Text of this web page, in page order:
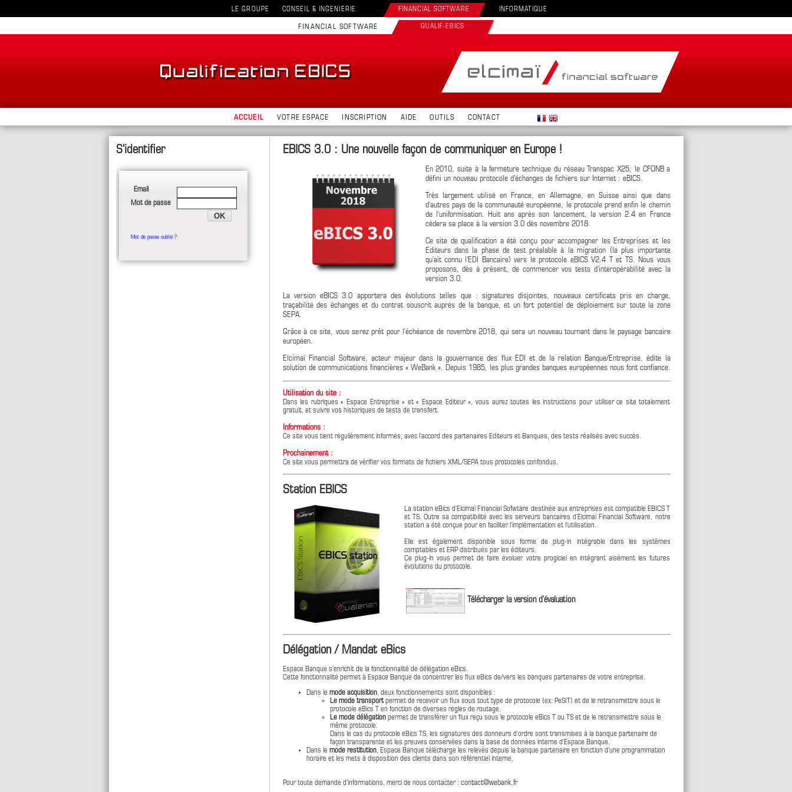
LE GROUPE CONSEIL & INGENIERIE FINANCIAL SOFTWARE INFORMATIQUE
FINANCIAL SOFTWARE QUALIF-EBICS
ACCUEIL VOTRE ESPACE INSCRIPTION AIDE OUTILS CONTACT
EBICS 3.0 : Une nouvelle façon de communiquer en Europe !
En 2010, suite à la fermeture technique du réseau Transpac X25, le CFONB a
défini un nouveau protocole d’échanges de fichiers sur Internet : eBICS.
Très largement utilisé en France, en Allemagne, en Suisse ainsi que dans
d'autres pays de la communauté européenne, le protocole prend enfin le chemin
de l'uniformisation. Huit ans après son lancement, la version 2.4 en France
cédera sa place à la version 3.0 dès novembre 2018.
Ce site de qualification a été conçu pour accompagner les Entreprises et les
Editeurs dans la phase de test préalable à la migration (la plus importante
qu'ait connu l'EDI Bancaire) vers le protocole eBICS V2.4 T et TS. Nous vous
proposons, dès à présent, de commencer vos tests d'interopérabilité avec la
version 3.0.
La version eBICS 3.0 apportera des évolutions telles que : signatures disjointes, nouveaux certificats pris en charge,
traçabilité des échanges et du contrat souscrit auprès de la banque, et un fort potentiel de déploiement sur toute la zone
SEPA.
Grâce à ce site, vous serez prêt pour l'échéance de novembre 2018, qui sera un nouveau tournant dans le paysage bancaire
européen.
Elcimaï Financial Software, acteur majeur dans la gouvernance des flux EDI et de la relation Banque/Entreprise, édite la
solution de communications financières « WeBank ». Depuis 1985, les plus grandes banques européennes nous font confiance.
Utilisation du site :
Dans les rubriques « Espace Entreprise » et « Espace Editeur », vous aurez toutes les instructions pour utiliser ce site totalement
gratuit, et suivre vos historiques de tests de transfert.
Informations :
Ce site vous tient régulièrement informés, avec l’accord des partenaires Editeurs et Banques, des tests réalisés avec succès.
Prochainement :
Ce site vous permettra de vérifier vos formats de fichiers XML/SEPA tous protocoles confondus.
Station EBICS
La station eBics d'Elcimaï Financial Sofwtare destinée aux entreprises est compatible EBICS T
et TS. Outre sa compatibilité avec les serveurs bancaires d'Elcimaï Financial Software, notre
station a été conçue pour en faciliter l'implémentation et l'utilisation.
Elle est également disponible sous forme de plug-in intégrable dans les systèmes
comptables et ERP distribués par les éditeurs.
Ce plug-in vous permet de faire évoluer votre progiciel en intégrant aisément les futures
évolutions du protocole.
Télécharger la version d'évaluation
Délégation / Mandat eBics
Espace Banque s'enrichit de la fonctionnalité de délégation eBics.
Cette fonctionnalité permet à Espace Banque de concentrer les flux eBics de/vers les banques partenaires de votre entreprise.
Dans le mode acquisition, deux fonctionnements sont disponibles :
Le mode transportpermet de recevoir un flux sous tout type de protocole (ex: PeSIT) et de le retransmettre sous le
protocole eBics T en fonction de diverses règles de routage.
Le mode délégationpermet de transférer un flux reçu sous le protocole eBics T ou TS et de le retransmettre sous le
même protocole.
Dans le cas du protocole eBics TS, les signatures des donneurs d'ordre sont transmises à la banque partenaire de
façon transparente et les preuves conservées dans la base de données interne d'Espace Banque.
Dans le mode restitution, Espace Banque télécharge les relevés depuis la banque partenaire en fonction d'une programmation
horaire et les mets à disposition des clients dans son référentiel interne.
Pour toute demande d'informations, merci de nous contacter : contact@webank.fr